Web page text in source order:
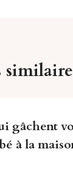
gâchent
à la